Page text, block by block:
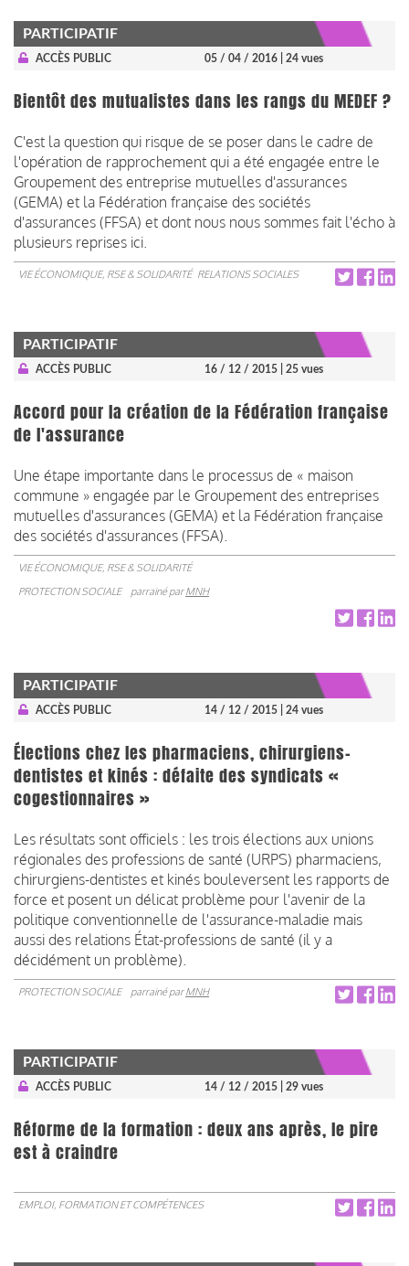
PARTICIPATIF
ACCÈS PUBLIC 05 / 04 / 2016 | 24 vues
Bientôt des mutualistes dans les rangs du MEDEF ?
C'est la question qui risque de se poser dans le cadre de
l'opération de rapprochement qui a été engagée entre le
Groupement des entreprise mutuelles d'assurances
(GEMA) et la Fédération française des sociétés
d'assurances (FFSA) et dont nous nous sommes fait l'écho à
plusieurs reprises ici.
VIE ÉCONOMIQUE, RSE & SOLIDARITÉ RELATIONS SOCIALES
PARTICIPATIF
ACCÈS PUBLIC 16 / 12 / 2015 | 25 vues
Accord pour la création de la Fédération française
de l'assurance
Une étape importante dans le processus de « maison
commune » engagée par le Groupement des entreprises
mutuelles d'assurances (GEMA) et la Fédération française
des sociétés d'assurances (FFSA).
VIE ÉCONOMIQUE, RSE & SOLIDARITÉ
PROTECTION SOCIALE
parrainé parMNH
PARTICIPATIF
ACCÈS PUBLIC 14 / 12 / 2015 | 24 vues
Élections chez les pharmaciens, chirurgiens-
dentistes et kinés : défaite des syndicats «
cogestionnaires »
Les résultats sont officiels : les trois élections aux unions
régionales des professions de santé (URPS) pharmaciens,
chirurgiens-dentistes et kinés bouleversent les rapports de
force et posent un délicat problème pour l'avenir de la
politique conventionnelle de l'assurance-maladie mais
aussi des relations État-professions de santé (il y a
décidément un problème).
PROTECTION SOCIALE parrainé parMNH
PARTICIPATIF
ACCÈS PUBLIC 14 / 12 / 2015 | 29 vues
Réforme de la formation : deux ans après, le pire
est à craindre
EMPLOI, FORMATION ET COMPÉTENCES